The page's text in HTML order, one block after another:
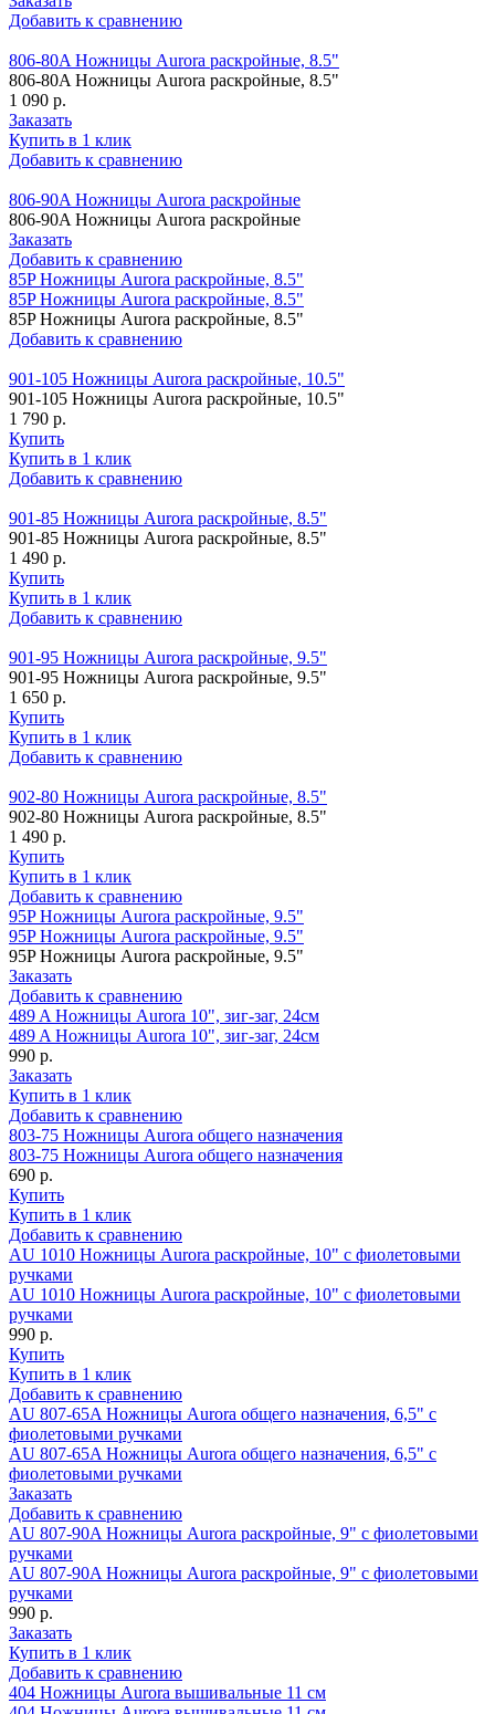
Добавить к сравнению
806-80A Ножницы Aurora раскройные, 8.5"
806-80A Ножницы Aurora раскройные, 8.5"
1 090 р.
Заказать
Купить в 1 клик
Добавить к сравнению
806-90A Ножницы Aurora раскройные
806-90A Ножницы Aurora раскройные
Заказать
Добавить к сравнению
85P Ножницы Aurora раскройные, 8.5"
85P Ножницы Aurora раскройные, 8.5"
85P Ножницы Aurora раскройные, 8.5"
Добавить к сравнению
901-105 Ножницы Aurora раскройные, 10.5"
901-105 Ножницы Aurora раскройные, 10.5"
1 790 р.
Купить
Купить в 1 клик
Добавить к сравнению
901-85 Ножницы Aurora раскройные, 8.5"
901-85 Ножницы Aurora раскройные, 8.5"
1 490 р.
Купить
Купить в 1 клик
Добавить к сравнению
901-95 Ножницы Aurora раскройные, 9.5"
901-95 Ножницы Aurora раскройные, 9.5"
1 650 р.
Купить
Купить в 1 клик
Добавить к сравнению
902-80 Ножницы Aurora раскройные, 8.5"
902-80 Ножницы Aurora раскройные, 8.5"
1 490 р.
Купить
Купить в 1 клик
Добавить к сравнению
95P Ножницы Aurora раскройные, 9.5"
95P Ножницы Aurora раскройные, 9.5"
95P Ножницы Aurora раскройные, 9.5"
Заказать
Добавить к сравнению
489 A Ножницы Aurora 10", зиг-заг, 24см
489 A Ножницы Aurora 10", зиг-заг, 24см
990 р.
Заказать
Купить в 1 клик
Добавить к сравнению
803-75 Ножницы Aurora общего назначения
803-75 Ножницы Aurora общего назначения
690 р.
Купить
Купить в 1 клик
Добавить к сравнению
AU 1010 Ножницы Aurora раскройные, 10" c фиолетовыми
ручками
AU 1010 Ножницы Aurora раскройные, 10" c фиолетовыми
ручками
990 р.
Купить
Купить в 1 клик
Добавить к сравнению
AU 807-65A Ножницы Aurora общего назначения, 6,5" c
фиолетовыми ручками
AU 807-65A Ножницы Aurora общего назначения, 6,5" c
фиолетовыми ручками
Заказать
Добавить к сравнению
AU 807-90A Ножницы Aurora раскройные, 9" c фиолетовыми
ручками
AU 807-90A Ножницы Aurora раскройные, 9" c фиолетовыми
ручками
990 р.
Заказать
Купить в 1 клик
Добавить к сравнению
404 Ножницы Aurora вышивальные 11 см